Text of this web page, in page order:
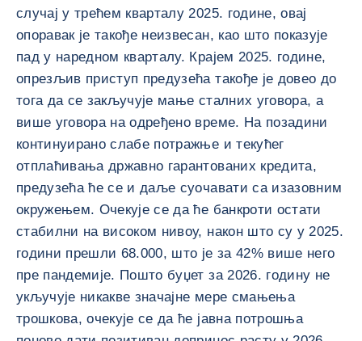
случај у трећем кварталу 2025. године, овај
опоравак је такође неизвесан, као што показује
пад у наредном кварталу. Крајем 2025. године,
опрезљив приступ предузећа такође је довео до
тога да се закључује мање сталних уговора, а
више уговора на одређено време. На позадини
континуирано слабе потражње и текућег
отплаћивања државно гарантованих кредита,
предузећа ће се и даље суочавати са изазовним
окружењем. Очекује се да ће банкроти остати
стабилни на високом нивоу, након што су у 2025.
години прешли 68.000, што је за 42% више него
пре пандемије. Пошто буџет за 2026. годину не
укључује никакве значајне мере смањења
трошкова, очекује се да ће јавна потрошња